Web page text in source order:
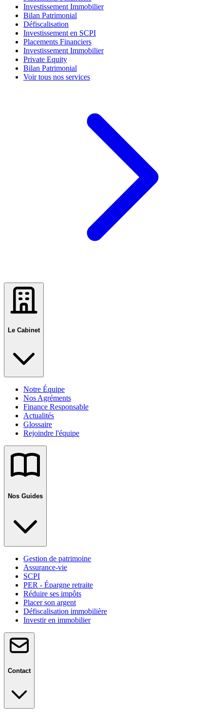
Investissement Immobilier
Bilan Patrimonial
Défiscalisation
Investissement en SCPI
Placements Financiers
Investissement Immobilier
Private Equity
Bilan Patrimonial
Voir tous nos services
Le Cabinet
Notre Équipe
Nos Agréments
Finance Responsable
Actualités
Glossaire
Rejoindre l'équipe
Nos Guides
Gestion de patrimoine
Assurance-vie
SCPI
PER - Épargne retraite
Réduire ses impôts
Placer son argent
Défiscalisation immobilière
Investir en immobilier
Contact